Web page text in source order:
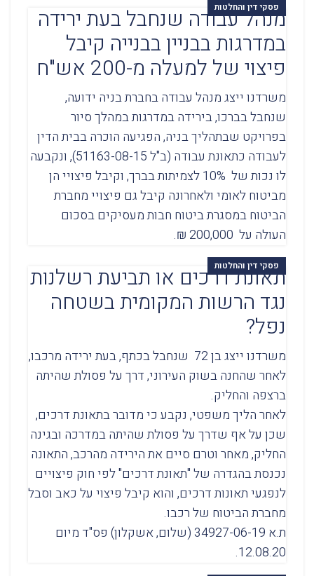
פסקי דין והחלטות
מנהל עבודה שנחבל בעת ירידה
במדרגות בבניין בבנייה קיבל
פיצוי של למעלה מ-200 אש"ח
משרדנו ייצג מנהל עבודה בחברת בניה ידועה,
שנחבל בברכו, בירידה במדרגות במהלך סיור
בפרויקט שבתהליך בניה, הפגיעה הוכרה בבית הדין
לעבודה כתאונת עבודה (ב"ל 51163-08-15), ונקבעה
לו נכות של 10% לצמיתות בברך, וקיבל פיצויי הן
מביטוח לאומי ולאחרונה קיבל גם פיצויי מחברת
הביטוח במסגרת ביטוח חבות מעסיקים בסכום
העולה על 200,000 ₪.
פסקי דין והחלטות
תאונת דרכים או תביעת רשלנות
נגד הרשות המקומית בשטחה
נפל?
משרדנו ייצג בן 72 שנחבל בכתף, בעת ירידה מרכבו,
לאחר שהחנה בשוק העירוני, דרך על פסולת שהיתה
ברצפה והחליק.
לאחר הליך משפטי, נקבע כי מדובר בתאונת דרכים,
שכן על אף שדרך על פסולת שהיתה במדרכה ובגינה
החליק, מאחר וטרם סיים את הירידה מהרכב, התאונה
נכנסת בהגדרה של "תאונת דרכים" לפי חוק פיצויים
לנפגעי תאונות דרכים, והוא קיבל פיצוי על כאב וסבל
מחברת הביטוח של רכבו.
ת.א 34927-06-19 (שלום, אשקלון) פס"ד מיום
12.08.20.